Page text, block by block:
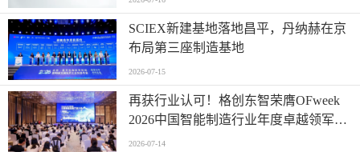
SCIEX新建基地落地昌平，丹纳赫在京
布局第三座制造基地
2026-07-15
再获行业认可！格创东智荣膺OFweek
2026中国智能制造行业年度卓越领军企
业奖
2026-07-14